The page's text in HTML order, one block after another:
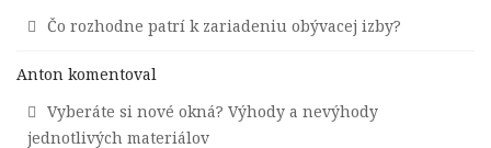
Čo rozhodne patrí k zariadeniu obývacej izby?
Anton komentoval
Vyberáte si nové okná? Výhody a nevýhody
jednotlivých materiálov